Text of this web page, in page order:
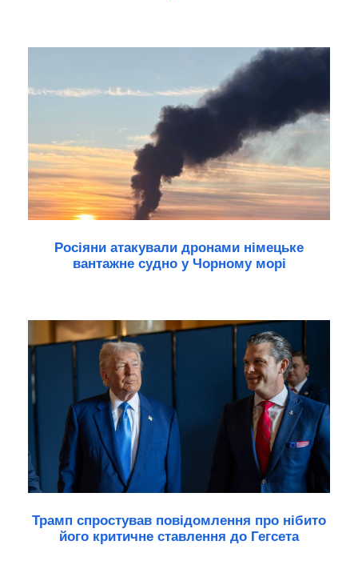
Росіяни атакували дронами німецьке
вантажне судно у Чорному морі
Трамп спростував повідомлення про нібито
його критичне ставлення до Гегсета